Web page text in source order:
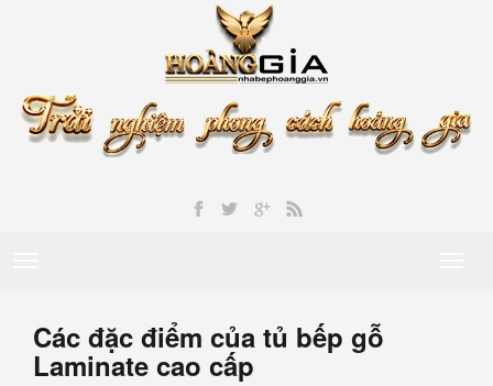
Các đặc điểm của tủ bếp gỗ
Laminate cao cấp